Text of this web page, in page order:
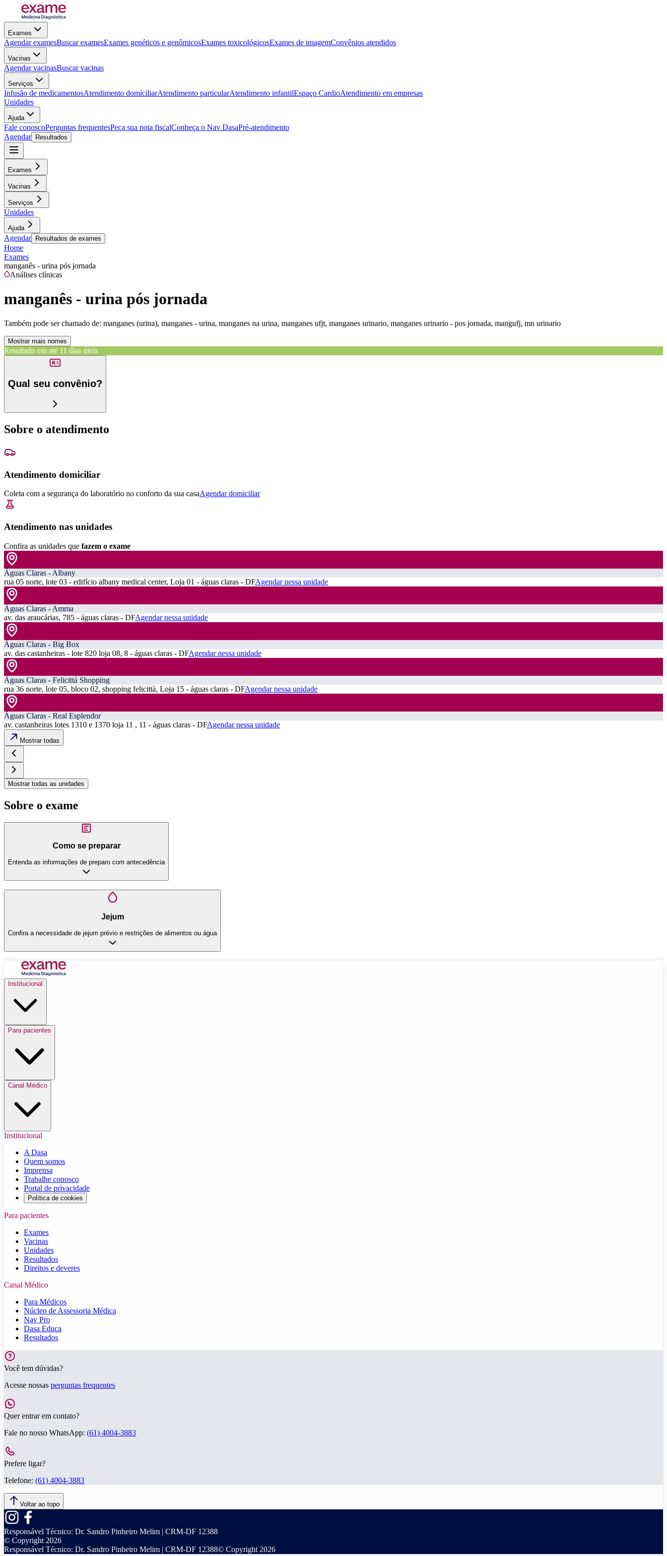
Exames
Agendar examesBuscar examesExames genéticos e genômicosExames toxicológicosExames de imagemConvênios atendidos
Vacinas
Agendar vacinasBuscar vacinas
Serviços
Infusão de medicamentosAtendimento domiciliarAtendimento particularAtendimento infantilEspaço CardioAtendimento em empresas
Unidades
Ajuda
Fale conoscoPerguntas frequentesPeça sua nota fiscalConheça o Nav DasaPré-atendimento
Agendar
Resultados
Exames
Vacinas
Serviços
Unidades
Ajuda
Agendar Resultados de exames
Home
Exames
manganês - urina pós jornada
Análises clínicas
manganês - urina pós jornada
Também pode ser chamado de: manganes (urina), manganes - urina, manganes na urina, manganes ufjt, manganes urinario, manganes urinario - pos jornada, mangufj, mn urinario
Mostrar mais nomes
Resultado em até 11 dias úteis
Qual seu convênio?
Sobre o atendimento
Atendimento domiciliar
Coleta com a segurança do laboratório no conforto da sua casaAgendar domiciliar
Atendimento nas unidades
Confira as unidades que fazem o exame
Águas Claras - Albany
rua 05 norte, lote 03 - edifício albany medical center, Loja 01 - águas claras - DFAgendar nessa unidade
Águas Claras - Amma
av. das araucárias, 785 - águas claras - DFAgendar nessa unidade
Águas Claras - Big Box
av. das castanheiras - lote 820 loja 08, 8 - águas claras - DFAgendar nessa unidade
Águas Claras - Felicittá Shopping
rua 36 norte, lote 05, bloco 02, shopping felicittà, Loja 15 - águas claras - DFAgendar nessa unidade
Águas Claras - Real Esplendor
av. castanheiras lotes 1310 e 1370 loja 11 , 11 - águas claras - DFAgendar nessa unidade
Mostrar todas
Mostrar todas as unidades
Sobre o exame
Como se preparar
Entenda as informações de preparo com antecedência
Jejum
Confira a necessidade de jejum prévio e restrições de alimentos ou água
Institucional
Para pacientes
Canal Médico
Institucional
A Dasa
Quem somos
Imprensa
Trabalhe conosco
Portal de privacidade
Política de cookies
Para pacientes
Exames
Vacinas
Unidades
Resultados
Direitos e deveres
Canal Médico
Para Médicos
Núcleo de Assessoria Médica
Nav Pro
Dasa Educa
Resultados
Você tem dúvidas?
Acesse nossas perguntas frequentes
Quer entrar em contato?
Fale no nosso WhatsApp: (61) 4004-3883
Prefere ligar?
Telefone: (61) 4004-3883
Voltar ao topo
Responsável Técnico: Dr. Sandro Pinheiro Melim | CRM-DF 12388
© Copyright 2026
Responsável Técnico: Dr. Sandro Pinheiro Melim | CRM-DF 12388© Copyright 2026